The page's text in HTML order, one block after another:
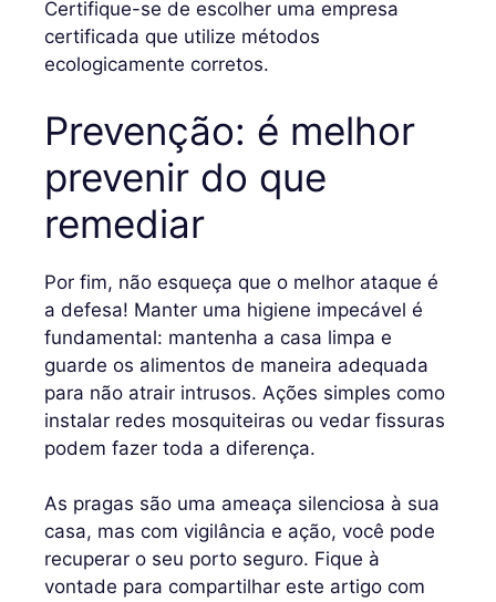
Certifique-se de escolher uma empresa
certificada que utilize métodos
ecologicamente corretos.
Prevenção: é melhor
prevenir do que
remediar
Por fim, não esqueça que o melhor ataque é
a defesa! Manter uma higiene impecável é
fundamental: mantenha a casa limpa e
guarde os alimentos de maneira adequada
para não atrair intrusos. Ações simples como
instalar redes mosquiteiras ou vedar fissuras
podem fazer toda a diferença.
As pragas são uma ameaça silenciosa à sua
casa, mas com vigilância e ação, você pode
recuperar o seu porto seguro. Fique à
vontade para compartilhar este artigo com